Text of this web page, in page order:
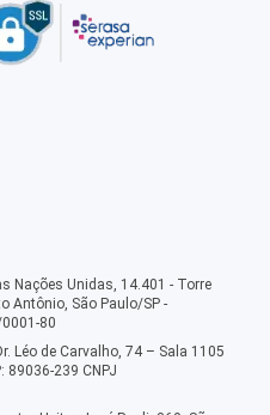
Nações Unidas, 14.401 - Torre
Antônio, São Paulo/SP -
80
Léo de Carvalho, 74 – Sala 1105
89036-239 CNPJ